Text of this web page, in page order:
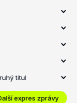
titul
expres zprávy